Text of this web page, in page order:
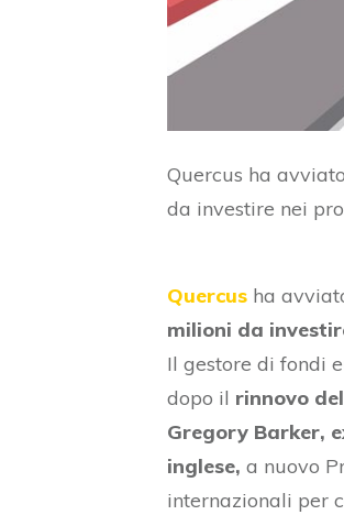
Quercus ha
da investire nei
Quercus ha
milioni da
Il gestore di fondi
dopo il rinnovo
Gregory Barker,
inglese, a nuovo
internazionali per